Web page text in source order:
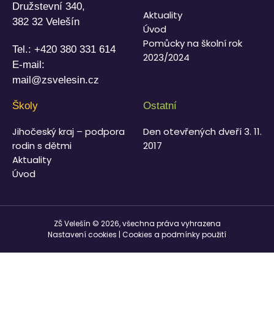
Družstevní 340,
382 32 Velešín
Tel.: +420 380 331 614
E-mail:
mail@zsvelesin.cz
Aktuality
Úvod
Pomůcky na školní rok
2023/2024
Školy
Jihočeský kraj – podpora
rodin s dětmi
Aktuality
Úvod
Ostatní
Den otevřených dveří 3. 11.
2017
ZŠ Velešín © 2026, všechna práva vyhrazena
Nastavení cookies Cookies a podmínky použití